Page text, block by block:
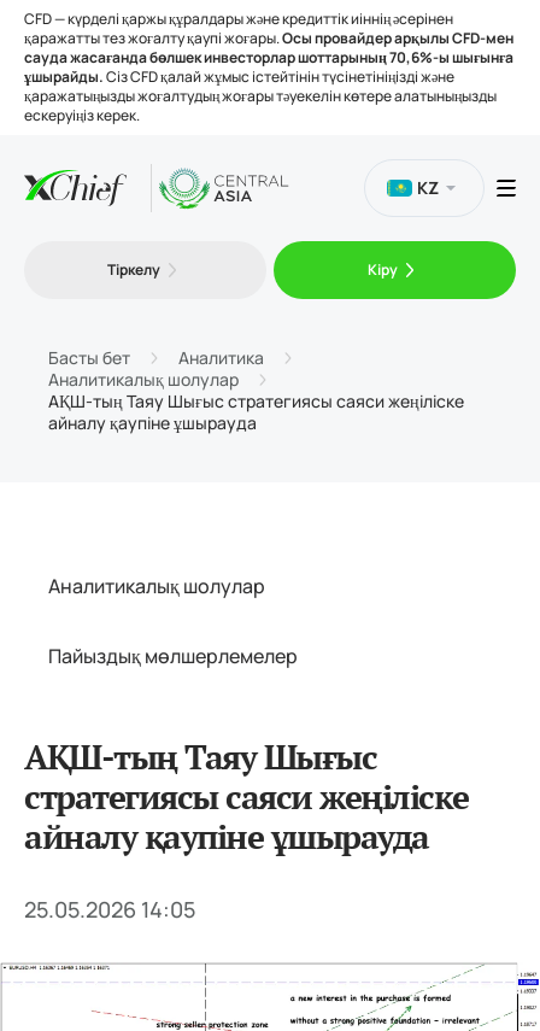
CFD — күрделі қаржы құралдары және кредиттік иіннің әсерінен
қаражатты тез жоғалту қаупі жоғары.Осы провайдер арқылы CFD-мен
сауда жасағанда бөлшек инвесторлар шоттарының 70,6%-ы шығынға
ұшырайды.Сіз CFD қалай жұмыс істейтінін түсінетініңізді және
қаражатыңызды жоғалтудың жоғары тәуекелін көтере алатыныңызды
ескеруіңіз керек.
Құралдар
KZ
Тіркелу Кіру
Басты бет
Аналитика
Аналитикалық шолулар
АҚШ-тың Таяу Шығыс стратегиясы саяси жеңіліске
айналу қаупіне ұшырауда
Аналитикалық шолулар
Пайыздық мөлшерлемелер
АҚШ-тың Таяу Шығыс
стратегиясы саяси жеңіліске
айналу қаупіне ұшырауда
25.05.2026 14:05